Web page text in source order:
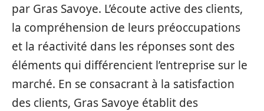
par Gras Savoye. L’écoute active des clients,
la compréhension de leurs préoccupations
et la réactivité dans les réponses sont des
éléments qui différencient l’entreprise sur le
marché. En se consacrant à la satisfaction
des clients, Gras Savoye établit des